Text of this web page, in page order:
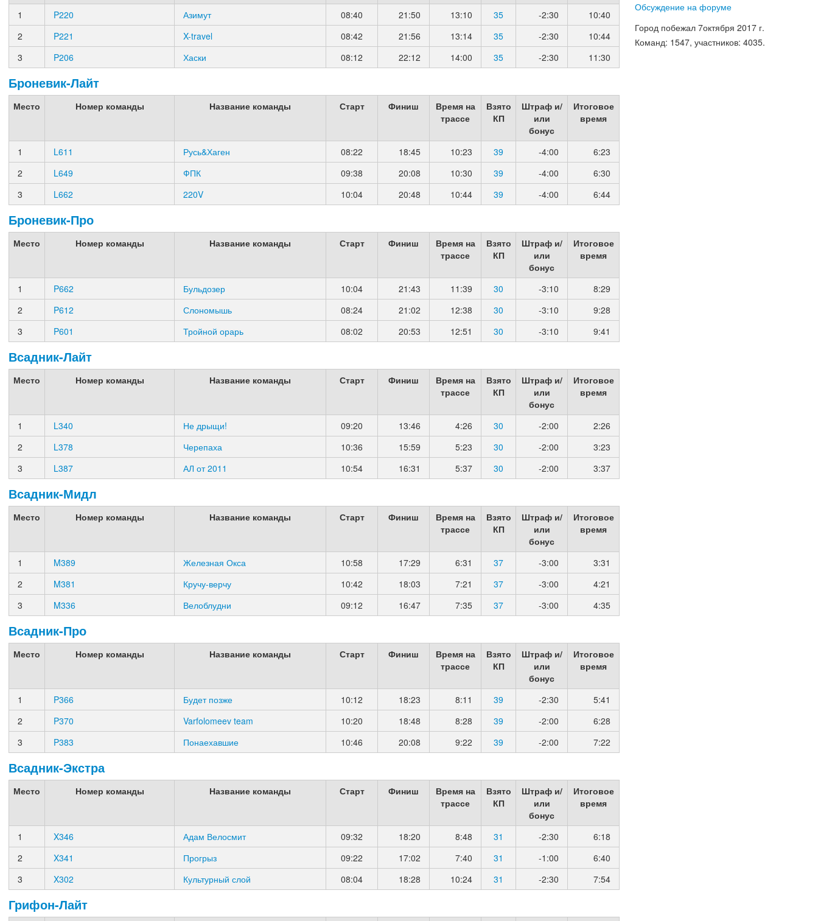
Обсуждение на форуме
Город побежал 7октября 2017 г.
Команд: 1547, участников: 4035.
1 P220 Азимут 08:40 21:50 13:10 35 -2:30
10:40
2
P221 X-travel 08:42 21:56 13:14 35 -2:30
10:44
3
P206 Хаски 08:12 22:12 14:00 35 -2:30 11:30
Броневик-Лайт
Место Номер команды Название команды Старт Финиш
Время на
трассе
Взято
КП
Штраф и/
или
бонус
Итоговое
время
1 L611 Русь&Хаген 08:22 18:45 10:23 39 -4:00
6:23
2
L649 ФПК 09:38 20:08 10:30 39 -4:00
6:30
3
L662 220V 10:04 20:48 10:44 39 -4:00 6:44
Броневик-Про
Место Номер команды Название команды Старт Финиш
Время на
трассе
Взято
КП
Штраф и/
или
бонус
Итоговое
время
1 P662 Бульдозер 10:04 21:43 11:39 30 -3:10
8:29
2
P612 Слономышь 08:24 21:02 12:38 30 -3:10
9:28
3
P601 Тройной орарь 08:02 20:53 12:51 30 -3:10 9:41
Всадник-Лайт
Место Номер команды Название команды Старт Финиш
Время на
трассе
Взято
КП
Штраф и/
или
бонус
Итоговое
время
1 L340 Не дрыщи! 09:20 13:46 4:26 30 -2:00
2:26
2
L378 Черепаха 10:36 15:59 5:23 30 -2:00
3:23
3
L387 АЛ от 2011 10:54 16:31 5:37 30 -2:00 3:37
Всадник-Мидл
Место Номер команды Название команды Старт Финиш
Время на
трассе
Взято
КП
Штраф и/
или
бонус
Итоговое
время
1 M389 Железная Окса 10:58 17:29 6:31 37 -3:00
3:31
2
M381 Кручу-верчу 10:42 18:03 7:21 37 -3:00
4:21
3
M336 Велоблудни 09:12 16:47 7:35 37 -3:00 4:35
Всадник-Про
Место Номер команды Название команды Старт Финиш
Время на
трассе
Взято
КП
Штраф и/
или
бонус
Итоговое
время
1 P366 Будет позже 10:12 18:23 8:11 39 -2:30
5:41
2
P370 Varfolomeev team 10:20 18:48 8:28 39 -2:00
6:28
3
P383 Понаехавшие 10:46 20:08 9:22 39 -2:00 7:22
Всадник-Экстра
Место Номер команды Название команды Старт Финиш
Время на
трассе
Взято
КП
Штраф и/
или
бонус
Итоговое
время
1 X346 Адам Велосмит 09:32 18:20 8:48 31 -2:30
6:18
2
X341 Прогрыз 09:22 17:02 7:40 31 -1:00
6:40
3
X302 Культурный слой 08:04 18:28 10:24 31 -2:30 7:54
Грифон-Лайт